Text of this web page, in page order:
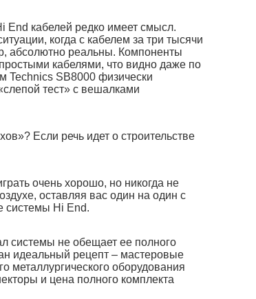
End кабелей редко имеет смысл.
когда с кабелем за три тысячи
абсолютно реальны. Компоненты
кабелями, что видно даже по
Technics SB8000 физически
тест» с вешалками
Если речь идет о строительстве
очень хорошо, но никогда не
оставляя вас один на один с
системы Hi End.
системы не обещает ее полного
идеальный рецепт – мастеровые
металлургического оборудования
и цена полного комплекта